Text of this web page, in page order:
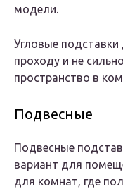
модели.
Угловые
проходу и не
пространство в
Подвесные
Подвесные
вариант для
для комнат, где